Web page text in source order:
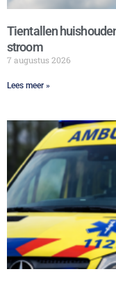
Tientallen
stroom
7 augustus 2026
Lees meer »